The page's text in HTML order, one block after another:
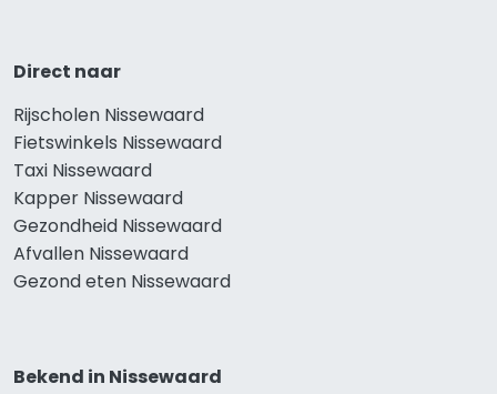
Direct naar
Rijscholen Nissewaard
Fietswinkels Nissewaard
Taxi Nissewaard
Kapper Nissewaard
Gezondheid Nissewaard
Afvallen Nissewaard
Gezond eten Nissewaard
Bekend in Nissewaard